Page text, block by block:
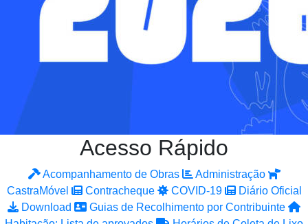
Acesso Rápido
Acompanhamento de Obras
Administração
CastraMóvel
Contracheque COVID-19
Diário Oficial
Download
Guias de Recolhimento por Contribuinte